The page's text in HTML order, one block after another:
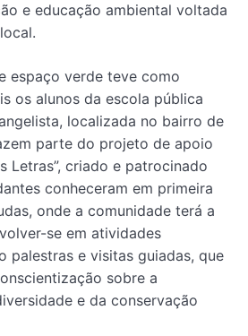
e educação ambiental voltada
espaço verde teve como
os alunos da escola pública
localizada no bairro de
parte do projeto de apoio
Letras”, criado e patrocinado
conheceram em primeira
onde a comunidade terá a
se em atividades
palestras e visitas guiadas, que
sobre a
e da conservação